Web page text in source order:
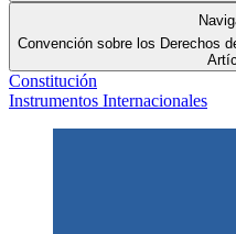
Convención sobre los Derechos
Constitución
Instrumentos Internacionales